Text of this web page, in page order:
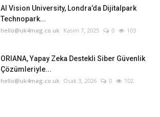
AI Vision University, Londra’da Dijitalpark
Technopark...
hello@uk4mag.co.uk Kasım 7, 2025 0 103
ORIANA, Yapay Zeka Destekli Siber Güvenlik
Çözümleriyle...
hello@uk4mag.co.uk Ocak 3, 2026 0 102